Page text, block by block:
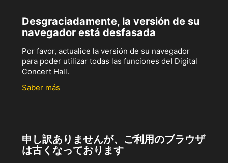
Desgraciadamente, la versión de su
navegador está desfasada
Por favor, actualice la versión de su navegador
para poder utilizar todas las funciones del Digital
Concert Hall.
Saber más
申し訳ありませんが、ご利用のブラウザ
は古くなっております